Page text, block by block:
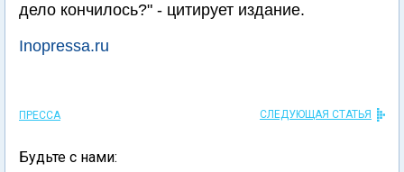
дело кончилось?" - цитирует издание.
Inopressa.ru
ПРЕССА СЛЕДУЮЩАЯ СТАТЬЯ
Будьте с нами: